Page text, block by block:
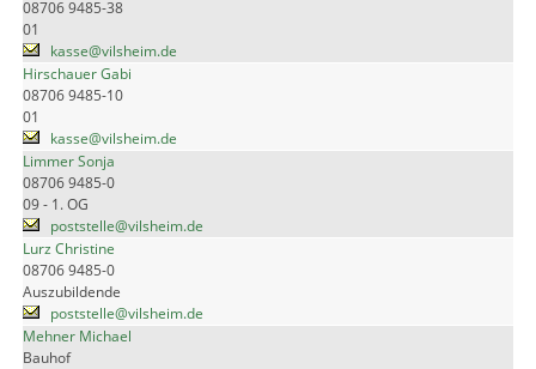
08706 9485-38
01
kasse@vilsheim.de
Hirschauer Gabi
08706 9485-10
01
kasse@vilsheim.de
Limmer Sonja
08706 9485-0
09 - 1. OG
poststelle@vilsheim.de
Lurz Christine
08706 9485-0
Auszubildende
poststelle@vilsheim.de
Mehner Michael
Bauhof